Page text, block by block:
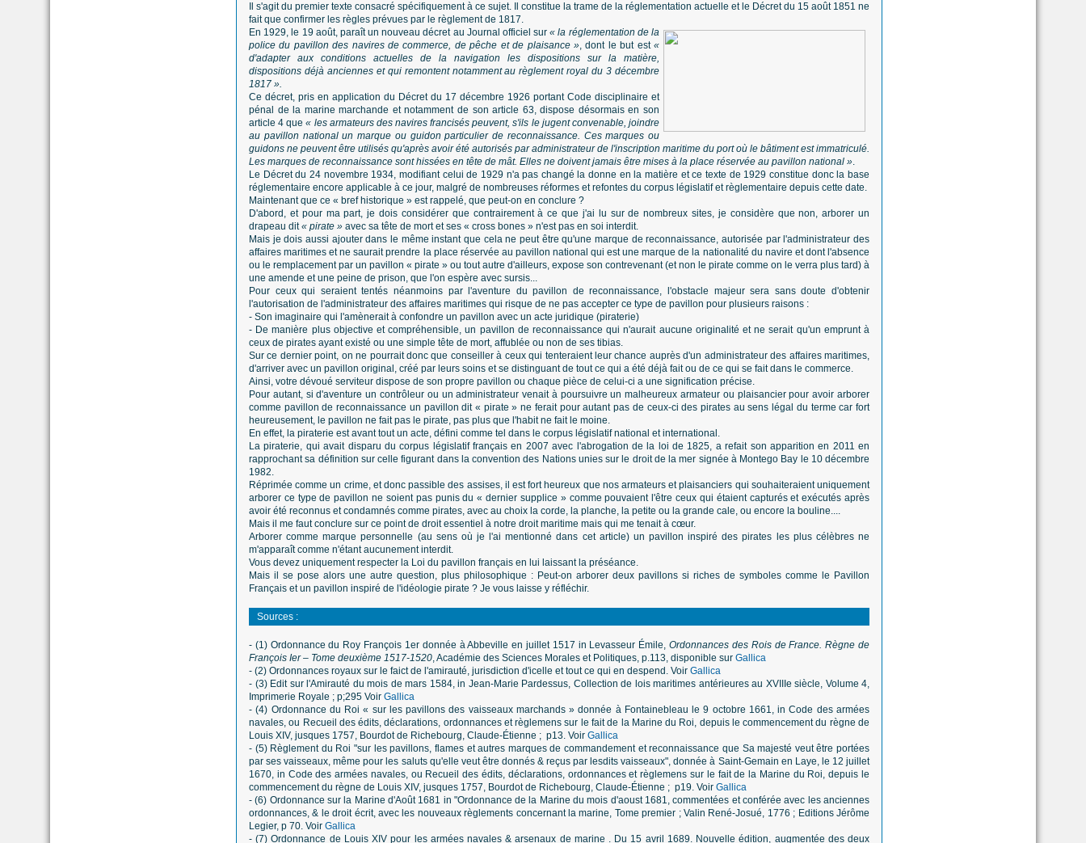
Il s'agit du premier texte consacré spécifiquement à ce sujet. Il constitue la trame de la réglementation actuelle et le Décret du 15 août 1851 ne
fait que confirmer les règles prévues par le règlement de 1817.
En 1929, le 19 août, paraît un nouveau décret au Journal officiel sur« la réglementation de la
police du pavillon des navires de commerce, de pêche et de plaisance », dont le but est«
d'adapter aux conditions actuelles de la navigation les dispositions sur la matière,
dispositions déjà anciennes et qui remontent notamment au règlement royal du 3 décembre
1817 ».
Ce décret, pris en application du Décret du 17 décembre 1926 portant Code disciplinaire et
pénal de la marine marchande et notamment de son article 63, dispose désormais en son
article 4 que« les armateurs des navires francisés peuvent, s'ils le jugent convenable, joindre
au pavillon national un marque ou guidon particulier de reconnaissance. Ces marques ou
guidons ne peuvent être utilisés qu'après avoir été autorisés par administrateur de l'inscription maritime du port où le bâtiment est immatriculé.
Les marques de reconnaissance sont hissées en tête de mât. Elles ne doivent jamais être mises à la place réservée au pavillon national ».
Le Décret du 24 novembre 1934, modifiant celui de 1929 n'a pas changé la donne en la matière et ce texte de 1929 constitue donc la base
réglementaire encore applicable à ce jour, malgré de nombreuses réformes et refontes du corpus législatif et règlementaire depuis cette date.
Maintenant que ce « bref historique » est rappelé, que peut-on en conclure ?
D'abord, et pour ma part, je dois considérer que contrairement à ce que j'ai lu sur de nombreux sites, je considère que non, arborer un
drapeau dit« pirate » avec sa tête de mort et ses « cross bones » n'est pas en soi interdit.
Mais je dois aussi ajouter dans le même instant que cela ne peut être qu'une marque de reconnaissance, autorisée par l'administrateur des
affaires maritimes et ne saurait prendre la place réservée au pavillon national qui est une marque de la nationalité du navire et dont l'absence
ou le remplacement par un pavillon « pirate » ou tout autre d'ailleurs, expose son contrevenant (et non le pirate comme on le verra plus tard) à
une amende et une peine de prison, que l'on espère avec sursis...
Pour ceux qui seraient tentés néanmoins par l'aventure du pavillon de reconnaissance, l'obstacle majeur sera sans doute d'obtenir
l'autorisation de l'administrateur des affaires maritimes qui risque de ne pas accepter ce type de pavillon pour plusieurs raisons :
- Son imaginaire qui l'amènerait à confondre un pavillon avec un acte juridique (piraterie)
- De manière plus objective et compréhensible, un pavillon de reconnaissance qui n'aurait aucune originalité et ne serait qu'un emprunt à
ceux de pirates ayant existé ou une simple tête de mort, affublée ou non de ses tibias.
Sur ce dernier point, on ne pourrait donc que conseiller à ceux qui tenteraient leur chance auprès d'un administrateur des affaires maritimes,
d'arriver avec un pavillon original, créé par leurs soins et se distinguant de tout ce qui a été déjà fait ou de ce qui se fait dans le commerce.
Ainsi, votre dévoué serviteur dispose de son propre pavillon ou chaque pièce de celui-ci a une signification précise.
Pour autant, si d'aventure un contrôleur ou un administrateur venait à poursuivre un malheureux armateur ou plaisancier pour avoir arborer
comme pavillon de reconnaissance un pavillon dit « pirate » ne ferait pour autant pas de ceux-ci des pirates au sens légal du terme car fort
heureusement, le pavillon ne fait pas le pirate, pas plus que l'habit ne fait le moine.
En effet, la piraterie est avant tout un acte, défini comme tel dans le corpus législatif national et international.
La piraterie, qui avait disparu du corpus législatif français en 2007 avec l'abrogation de la loi de 1825, a refait son apparition en 2011 en
rapprochant sa définition sur celle figurant dans la convention des Nations unies sur le droit de la mer signée à Montego Bay le 10 décembre
1982.
Réprimée comme un crime, et donc passible des assises, il est fort heureux que nos armateurs et plaisanciers qui souhaiteraient uniquement
arborer ce type de pavillon ne soient pas punis du « dernier supplice » comme pouvaient l'être ceux qui étaient capturés et exécutés après
avoir été reconnus et condamnés comme pirates, avec au choix la corde, la planche, la petite ou la grande cale, ou encore la bouline....
Mais il me faut conclure sur ce point de droit essentiel à notre droit maritime mais qui me tenait à cœur.
Arborer comme marque personnelle (au sens où je l'ai mentionné dans cet article) un pavillon inspiré des pirates les plus célèbres ne
m'apparaît comme n'étant aucunement interdit.
Vous devez uniquement respecter la Loi du pavillon français en lui laissant la préséance.
Mais il se pose alors une autre question, plus philosophique : Peut-on arborer deux pavillons si riches de symboles comme le Pavillon
Français et un pavillon inspiré de l'idéologie pirate ? Je vous laisse y réfléchir.
Sources :
- (1) Ordonnance du Roy François 1er donnée à Abbeville en juillet 1517 in Levasseur Émile,Ordonnances des Rois de France. Règne de
François Ier – Tome deuxième 1517-1520, Académie des Sciences Morales et Politiques, p.113, disponible sur Gallica
- (2) Ordonnances royaux sur le faict de l'amirauté, jurisdiction d'icelle et tout ce qui en despend. Voir Gallica
- (3) Edit sur l'Amirauté du mois de mars 1584, in Jean-Marie Pardessus, Collection de lois maritimes antérieures au XVIIIe siècle, Volume 4,
Imprimerie Royale ; p;295 Voir Gallica
- (4) Ordonnance du Roi « sur les pavillons des vaisseaux marchands » donnée à Fontainebleau le 9 octobre 1661, in Code des armées
navales, ou Recueil des édits, déclarations, ordonnances et règlemens sur le fait de la Marine du Roi, depuis le commencement du règne de
Louis XIV, jusques 1757, Bourdot de Richebourg, Claude-Étienne ; p13. Voir Gallica
- (5) Règlement du Roi "sur les pavillons, flames et autres marques de commandement et reconnaissance que Sa majesté veut être portées
par ses vaisseaux, même pour les saluts qu'elle veut être donnés & reçus par lesdits vaisseaux", donnée à Saint-Gemain en Laye, le 12 juillet
1670, in Code des armées navales, ou Recueil des édits, déclarations, ordonnances et règlemens sur le fait de la Marine du Roi, depuis le
commencement du règne de Louis XIV, jusques 1757, Bourdot de Richebourg, Claude-Étienne ; p19. Voir Gallica
- (6) Ordonnance sur la Marine d'Août 1681 in "Ordonnance de la Marine du mois d'aoust 1681, commentées et conférée avec les anciennes
ordonnances, & le droit écrit, avec les nouveaux règlements concernant la marine, Tome premier ; Valin René-Josué, 1776 ; Editions Jérôme
Legier, p 70. Voir Gallica
- (7) Ordonnance de Louis XIV pour les armées navales & arsenaux de marine . Du 15 avril 1689. Nouvelle édition, augmentée des deux